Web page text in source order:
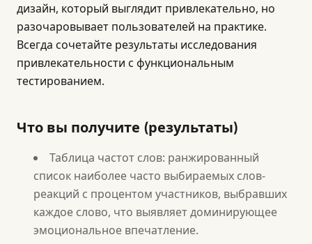
дизайн, который выглядит привлекательно, но
разочаровывает пользователей на практике.
Всегда сочетайте результаты исследования
привлекательности с функциональным
тестированием.
Что вы получите (результаты)
Таблица частот слов: ранжированный
список наиболее часто выбираемых слов-
реакций с процентом участников, выбравших
каждое слово, что выявляет доминирующее
эмоциональное впечатление.